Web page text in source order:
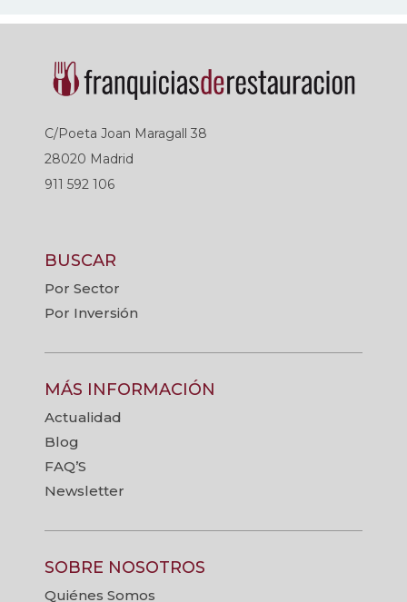
C/Poeta Joan Maragall 38
28020 Madrid
911 592 106
BUSCAR
Por Sector
Por Inversión
MÁS INFORMACIÓN
Actualidad
Blog
FAQ’S
Newsletter
SOBRE NOSOTROS
Quiénes Somos